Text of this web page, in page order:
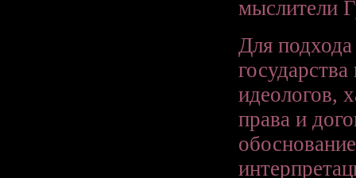
мыслители
Для
идеологов,
права и